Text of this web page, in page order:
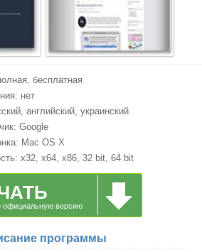
бесплатная
нет
английский, украинский
Google
Mac OS X
x32, x64, x86, 32 bit, 64 bit
официальную версию
программы